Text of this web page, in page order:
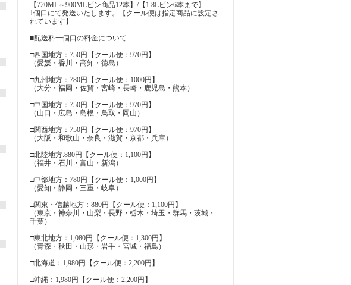
【720ML～900MLビン商品12本】/【1.8Lビン6本まで】
1個口にて発送いたします。【クール便は指定商品に設定さ
れています】
■配送料一個口の料金について
□四国地方：750円【クール便：970円】
（愛媛・香川・高知・徳島）
□九州地方：780円【クール便：1000円】
（大分・福岡・佐賀・宮崎・長崎・鹿児島・熊本）
□中国地方：750円【クール便：970円】
（山口・広島・島根・鳥取・岡山）
□関西地方：750円【クール便：970円】
（大阪・和歌山・奈良・滋賀・京都・兵庫）
□北陸地方:880円【クール便：1,100円】
（福井・石川・富山・新潟）
□中部地方：780円【クール便：1,000円】
（愛知・静岡・三重・岐阜）
□関東・信越地方：880円【クール便：1,100円】
（東京・神奈川・山梨・長野・栃木・埼玉・群馬・茨城・
千葉）
□東北地方：1,080円【クール便：1,300円】
（青森・秋田・山形・岩手・宮城・福島）
□北海道：1,980円【クール便：2,200円】
□沖縄：1,980円【クール便：2,200円】